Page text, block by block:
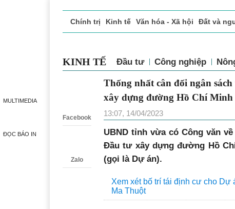
MULTIMEDIA
ĐỌC BÁO IN
Chính trị Kinh tế Văn hóa - Xã hội Đất và
KINH TẾ Đầu tư Công nghiệp
Facebook
Zalo
Thống nhất cân đối
Dự án Đầu tư xây dựng
Đông TP. Buôn Ma Thuột
13:07, 14/04/2023
UBND tỉnh vừa có Công văn
Đầu tư xây dựng đường Hồ
Xem xét bố trí tái định cư cho Dự